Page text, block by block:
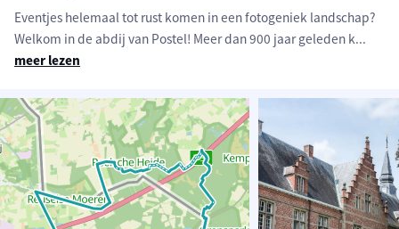
Eventjes helemaal tot rust komen in een fotogeniek landschap?
Welkom in de abdij van Postel! Meer dan 900 jaar geleden k...
meer lezen